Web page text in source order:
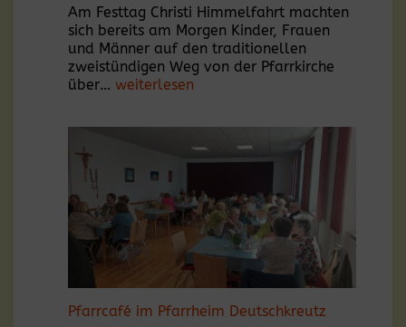
Am Festtag Christi Himmelfahrt machten
sich bereits am Morgen Kinder, Frauen
und Männer auf den traditionellen
zweistündigen Weg von der Pfarrkirche
über… Christi
Festgottesdienst
im
Schloss
Deutschkreutz
am
14.
weiterlesen
Pfarrcafé im Pfarrheim Deutschkreutz